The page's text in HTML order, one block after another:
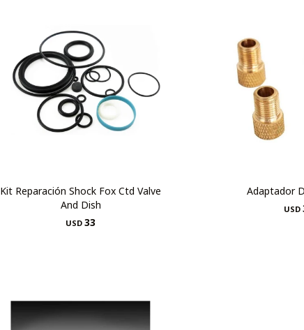
Kit Reparación Shock Fox Ctd Valve
And Dish
USD 33
Adaptador
USD